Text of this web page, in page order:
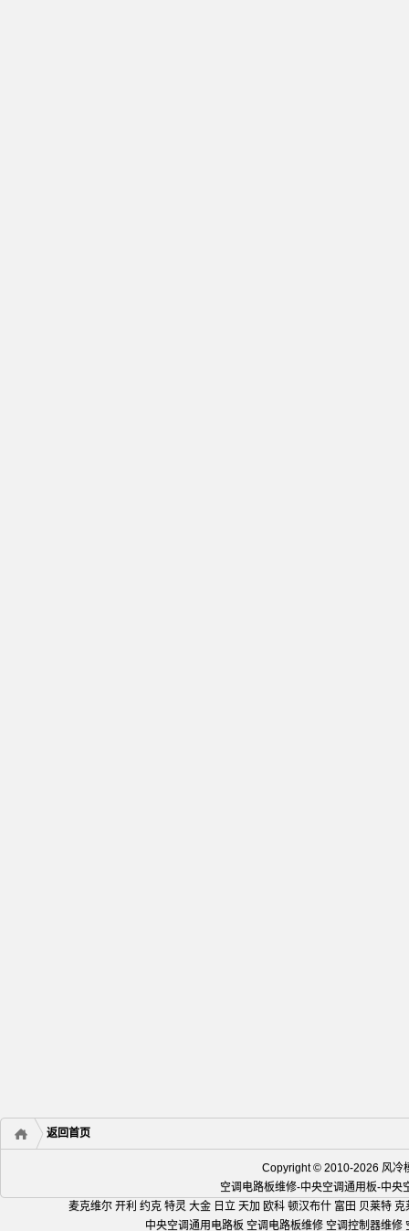
返回首页
Copyright © 2010-2026 风冷
空调电路板维修-中央空调通用板-中
麦克维尔 开利 约克 特灵 大金 日立 天加 欧科 顿汉布什 富田 贝莱特
中央空调通用电路板 空调电路板维修 空调控制器维